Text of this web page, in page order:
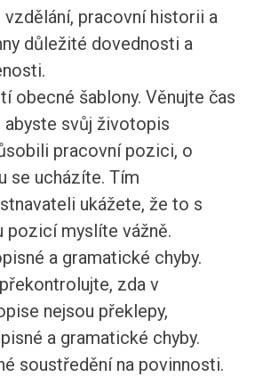
vzdělání, pracovní historii a
důležité dovednosti a
obecné šablony. Věnujte čas
abyste svůj životopis
pracovní pozici, o
se ucházíte. Tím
ukážete, že to s
pozicí myslíte vážně.
a gramatické chyby.
zda v
nejsou překlepy,
a gramatické chyby.
soustředění na povinnosti.